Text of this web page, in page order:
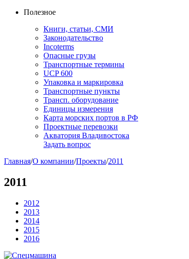
Полезное
Книги, статьи, СМИ
Законодательство
Incoterms
Опасные грузы
Транспортные термины
UCP 600
Упаковка и маркировка
Транспортные пункты
Трансп. оборудование
Единицы измерения
Карта морских портов в РФ
Проектные перевозки
Акватория Владивостока
Задать вопрос
Главная/О компании/Проекты/2011
2011
2012
2013
2014
2015
2016